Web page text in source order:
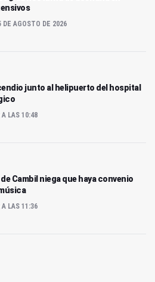
DE AGOSTO DE 2026
junto al helipuerto del hospital
A LAS 10:48
Cambil niega que haya convenio
A LAS 11:36